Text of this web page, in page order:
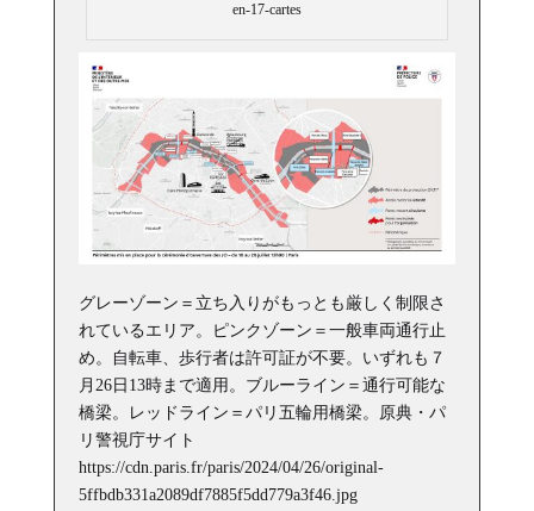
en-17-cartes
グレーゾーン＝立ち入りがもっとも厳しく制限さ
れているエリア。ピンクゾーン＝一般車両通行止
め。自転車、歩行者は許可証が不要。いずれも７
月26日13時まで適用。ブルーライン＝通行可能な
橋梁。レッドライン＝パリ五輪用橋梁。原典・パ
リ警視庁サイト
https://cdn.paris.fr/paris/2024/04/26/original-
5ffbdb331a2089df7885f5dd779a3f46.jpg